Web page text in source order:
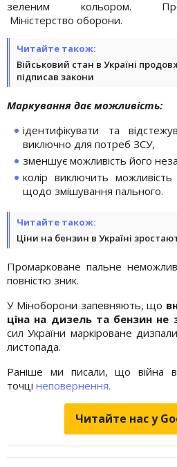
зеленим
Міністерство оборони.
Читайте також:
Військовий стан в Україні
підписав закони
Маркування дає можливість:
ідентифікувати та
виключно для потреб ЗСУ,
зменшує можливість його
колір виключить
щодо змішування пального.
Читайте також:
Ціни на бензин в Україні
Промарковане пальне
повністю зник.
У Міноборони запевняють, що
ціна на дизель та бензин не
сил України маркіроване
листопада.
Раніше ми писали, що війна в
точці неповернення.
Читайте нас у